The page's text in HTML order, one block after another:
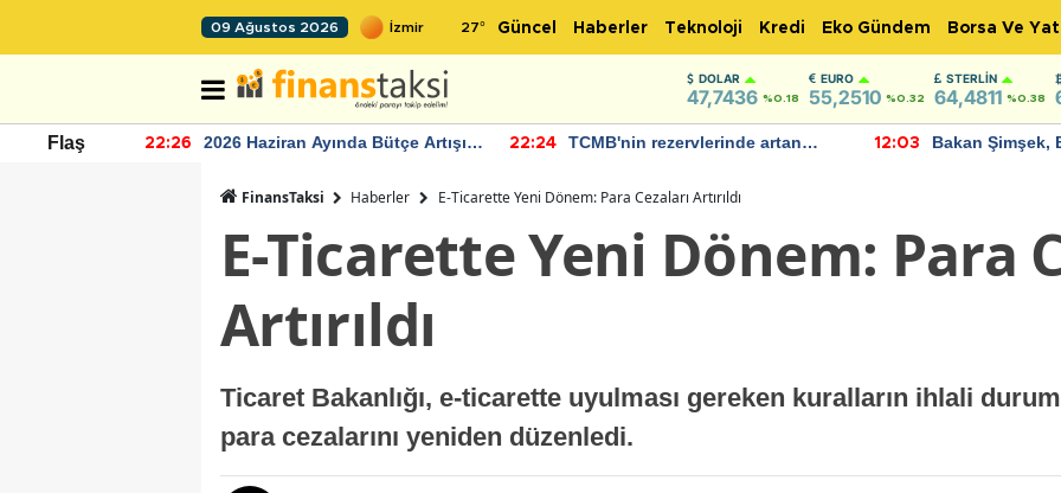
09 Ağustos 2026 27° Güncel Haberler Teknoloji Kredi Eko Gündem Borsa Ve
DOLAR
47,7436 %0.18
EURO
55,2510 %0.32
STERLIN
64,4811 %0.38
Flaş 22:26
2026 Haziran Ayında Bütçe Artışı
22:24
TCMB'nin rezervlerinde artan
12:03
Bakan Şimşek,
FinansTaksi Haberler E-Ticarette Yeni Dönem: Para Cezaları Artırıldı
E-Ticarette Yeni Dönem: Para
Artırıldı
Ticaret Bakanlığı, e-ticarette uyulması gereken kuralların ihlali
para cezalarını yeniden düzenledi.